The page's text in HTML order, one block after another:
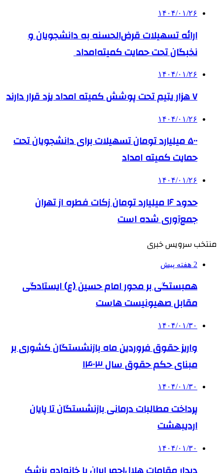
۱۴۰۴/۰۱/۲۶
ارائه تسهیلات قرض‌الحسنه به دانشجویان و
نخبگان تحت حمایت کمیته‌امداد
۱۴۰۴/۰۱/۲۶
۷ هزار یتیم تحت پوشش کمیته امداد یزد قرار دارند
۱۴۰۴/۰۱/۲۶
۵۰۰ میلیارد تومان تسهیلات برای دانشجویان تحت
حمایت کمیته امداد
۱۴۰۴/۰۱/۲۶
حدود ۱۶ میلیارد تومان زکات فطره از تهران
جمع‌آوری شده است
منتخب سرویس خبری
2 هفته پیش
همبستگی بر محور امام حسین (ع) ایستادگی
مقابل صهیونیست هاست
۱۴۰۴/۰۱/۳۰
واریز حقوق فروردین ماه بازنشستگان کشوری بر
مبنای حکم حقوق سال ۱۴۰۳
۱۴۰۴/۰۱/۳۰
پرداخت مطالبات درمانی بازنشستگان تا پایان
اردیبهشت‌
۱۴۰۴/۰۱/۳۰